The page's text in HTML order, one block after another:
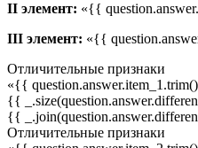
II элемент: «{{
III элемент: «{{
Отличительные признаки
«{{
{{
{{
Отличительные признаки